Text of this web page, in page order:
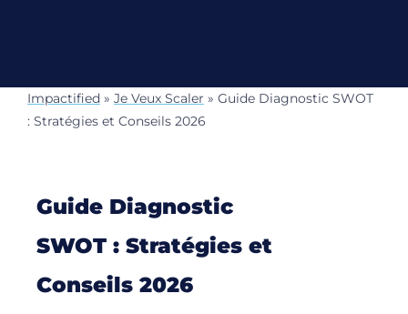
Impactified » Je Veux Scaler » Guide Diagnostic SWOT
: Stratégies et Conseils 2026
Guide Diagnostic
SWOT : Stratégies et
Conseils 2026